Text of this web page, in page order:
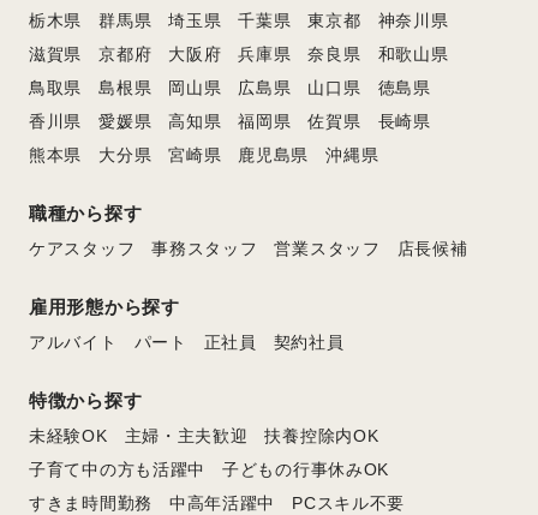
栃木県
群馬県 埼玉県 千葉県 東京都
神奈川県
滋賀県
京都府 大阪府 兵庫県 奈良県
和歌山県
鳥取県
島根県 岡山県 広島県 山口県
徳島県
香川県
愛媛県 高知県 福岡県 佐賀県
長崎県
熊本県
大分県 宮崎県 鹿児島県 沖縄県
職種から探す
ケアスタッフ 事務スタッフ 営業スタッフ 店長候補
雇用形態から探す
アルバイト パート 正社員 契約社員
特徴から探す
未経験OK 主婦・主夫歓迎
扶養控除内OK
子育て中の方も活躍中
子どもの行事休みOK
すきま時間勤務
中高年活躍中
PCスキル不要